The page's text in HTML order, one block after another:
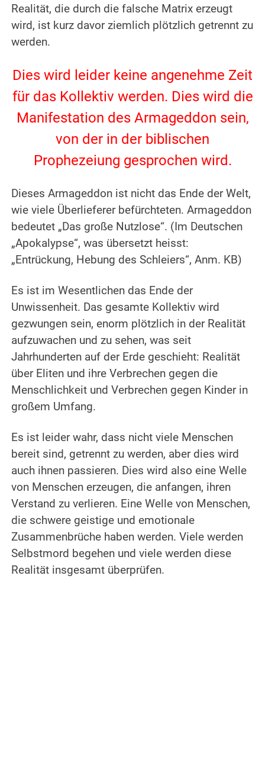
Realität, die durch die falsche Matrix erzeugt
wird, ist kurz davor ziemlich plötzlich getrennt zu
werden.
Dies wird leider keine angenehme Zeit
für das Kollektiv werden. Dies wird die
Manifestation des Armageddon sein,
von der in der biblischen
Prophezeiung gesprochen wird.
Dieses Armageddon ist nicht das Ende der Welt,
wie viele Überlieferer befürchteten. Armageddon
bedeutet „Das große Nutzlose“. (Im Deutschen
„Apokalypse“, was übersetzt heisst:
„Entrückung, Hebung des Schleiers“, Anm. KB)
Es ist im Wesentlichen das Ende der
Unwissenheit. Das gesamte Kollektiv wird
gezwungen sein, enorm plötzlich in der Realität
aufzuwachen und zu sehen, was seit
Jahrhunderten auf der Erde geschieht: Realität
über Eliten und ihre Verbrechen gegen die
Menschlichkeit und Verbrechen gegen Kinder in
großem Umfang.
Es ist leider wahr, dass nicht viele Menschen
bereit sind, getrennt zu werden, aber dies wird
auch ihnen passieren. Dies wird also eine Welle
von Menschen erzeugen, die anfangen, ihren
Verstand zu verlieren. Eine Welle von Menschen,
die schwere geistige und emotionale
Zusammenbrüche haben werden. Viele werden
Selbstmord begehen und viele werden diese
Realität insgesamt überprüfen.